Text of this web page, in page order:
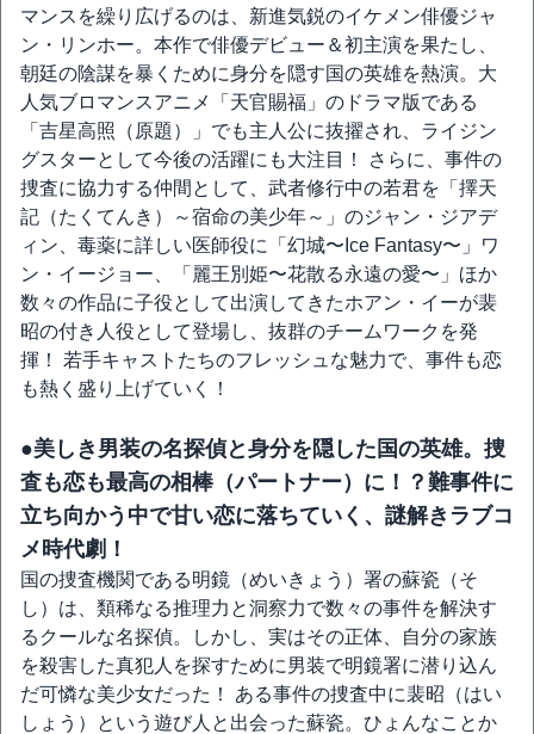
マンスを繰り広げるのは、新進気鋭のイケメン俳優ジャ
ン・リンホー。本作で俳優デビュー＆初主演を果たし、
朝廷の陰謀を暴くために身分を隠す国の英雄を熱演。大
人気ブロマンスアニメ「天官賜福」のドラマ版である
「吉星高照（原題）」でも主人公に抜擢され、ライジン
グスターとして今後の活躍にも大注目！ さらに、事件の
捜査に協力する仲間として、武者修行中の若君を「擇天
記（たくてんき）～宿命の美少年～」のジャン・ジアデ
ィン、毒薬に詳しい医師役に「幻城〜Ice Fantasy〜」ワ
ン・イージョー、「麗王別姫〜花散る永遠の愛〜」ほか
数々の作品に子役として出演してきたホアン・イーが裴
昭の付き人役として登場し、抜群のチームワークを発
揮！ 若手キャストたちのフレッシュな魅力で、事件も恋
も熱く盛り上げていく！
●美しき男装の名探偵と身分を隠した国の英雄。捜
査も恋も最高の相棒（パートナー）に！？難事件に
立ち向かう中で甘い恋に落ちていく、謎解きラブコ
メ時代劇！
国の捜査機関である明鏡（めいきょう）署の蘇瓷（そ
し）は、類稀なる推理力と洞察力で数々の事件を解決す
るクールな名探偵。しかし、実はその正体、自分の家族
を殺害した真犯人を探すために男装で明鏡署に潜り込ん
だ可憐な美少女だった！ ある事件の捜査中に裴昭（はい
しょう）という遊び人と出会った蘇瓷。ひょんなことか